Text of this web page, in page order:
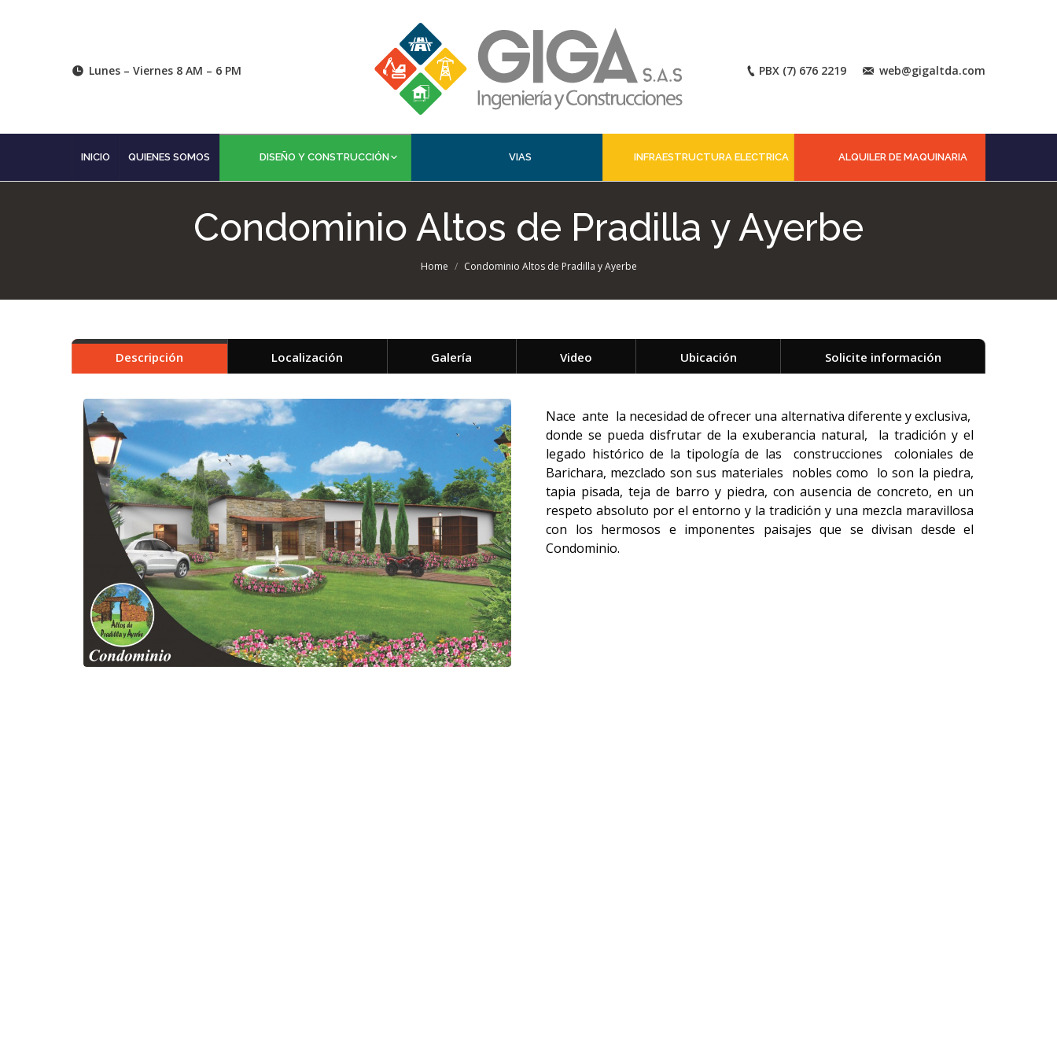
Lunes – Viernes 8 AM – 6 PM PBX (7) 676 2219 web@gigaltda.com
INICIO QUIENES SOMOS DISEÑO Y CONSTRUCCIÓN VIAS INFRAESTRUCTURA ELECTRICA ALQUILER DE MAQUINARIA
Condominio Altos de Pradilla y Ayerbe
Home Condominio Altos de Pradilla y Ayerbe
Descripción Localización Galería Video Ubicación Solicite información
Nace ante la necesidad de ofrecer una alternativa diferente y exclusiva,
donde se pueda disfrutar de la exuberancia natural, la tradición y el
legado histórico de la tipología de las construcciones coloniales de
Barichara, mezclado son sus materiales nobles como lo son la piedra,
tapia pisada, teja de barro y piedra, con ausencia de concreto, en un
respeto absoluto por el entorno y la tradición y una mezcla maravillosa
con los hermosos e imponentes paisajes que se divisan desde el
Condominio.